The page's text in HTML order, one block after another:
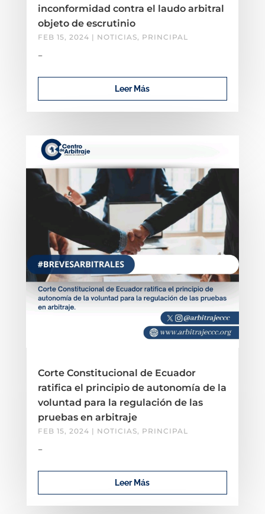
inconformidad contra el laudo arbitral
objeto de escrutinio
FEB 15, 2024 | NOTICIAS, PRINCIPAL
–
Leer Más
Corte Constitucional de Ecuador
ratifica el principio de autonomía de la
voluntad para la regulación de las
pruebas en arbitraje
FEB 15, 2024 | NOTICIAS, PRINCIPAL
–
Leer Más